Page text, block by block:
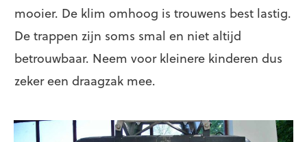
mooier. De klim omhoog is trouwens best lastig.
De trappen zijn soms smal en niet altijd
betrouwbaar. Neem voor kleinere kinderen dus
zeker een draagzak mee.